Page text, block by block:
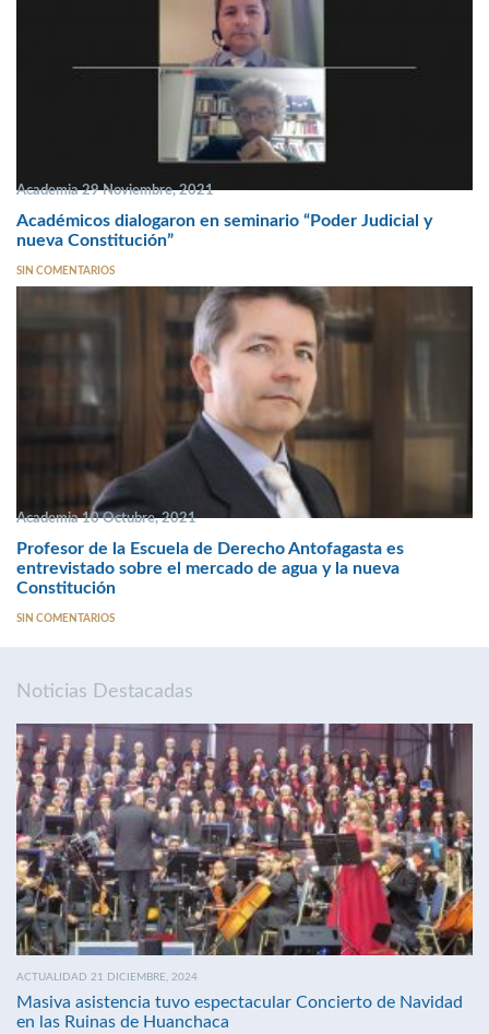
Academia 29 Noviembre, 2021
Académicos dialogaron en seminario “Poder Judicial y
nueva Constitución”
SIN COMENTARIOS
Academia 10 Octubre, 2021
Profesor de la Escuela de Derecho Antofagasta es
entrevistado sobre el mercado de agua y la nueva
Constitución
SIN COMENTARIOS
Noticias Destacadas
ACTUALIDAD 21 DICIEMBRE, 2024
Masiva asistencia tuvo espectacular Concierto de Navidad
en las Ruinas de Huanchaca